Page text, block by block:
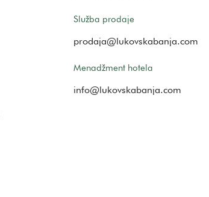
Služba prodaje
prodaja@lukovskabanja.com
Menadžment hotela
info@lukovskabanja.com